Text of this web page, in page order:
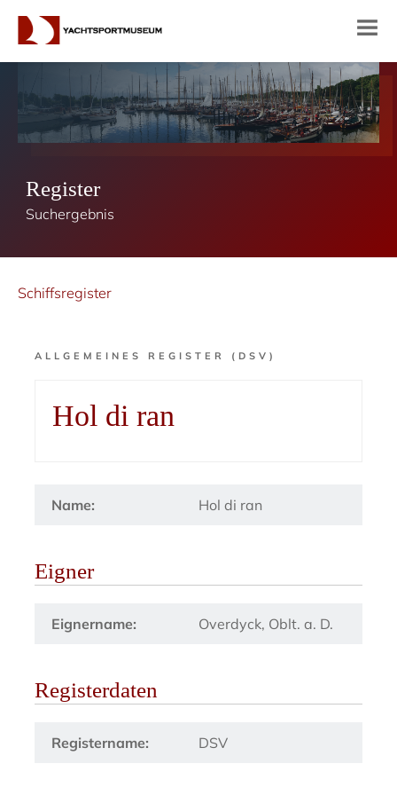
Register
Suchergebnis
Schiffsregister
ALLGEMEINES REGISTER (DSV)
Hol di ran
Name: Hol di ran
Eigner
Eignername: Overdyck, Oblt. a. D.
Registerdaten
Registername: DSV